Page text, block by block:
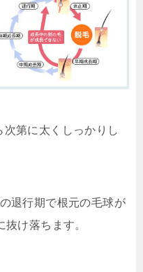
第に太くしっかりし
退行期で根元の毛球が
け落ちます。